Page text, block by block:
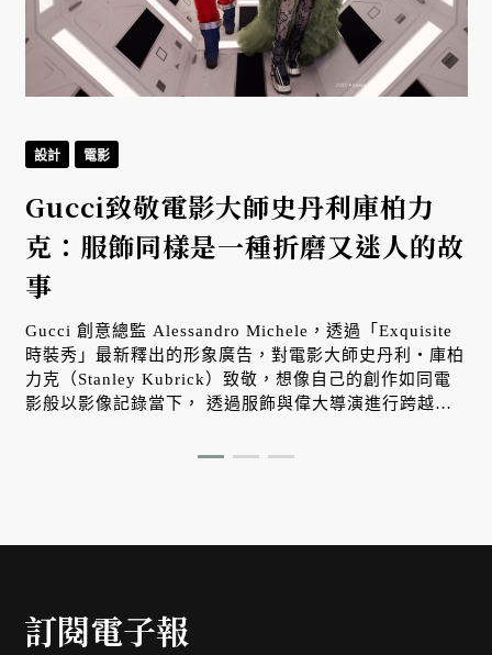
設計 電影
Gucci致敬電影大師史丹利庫柏力
克：服飾同樣是一種折磨又迷人的故
事
Gucci 創意總監 Alessandro Michele，透過「Exquisite
時裝秀」最新釋出的形象廣告，對電影大師史丹利・庫柏
力克（Stanley Kubrick）致敬，想像自己的創作如同電
影般以影像記錄當下， 透過服飾與偉大導演進行跨越時
訂閱電子報